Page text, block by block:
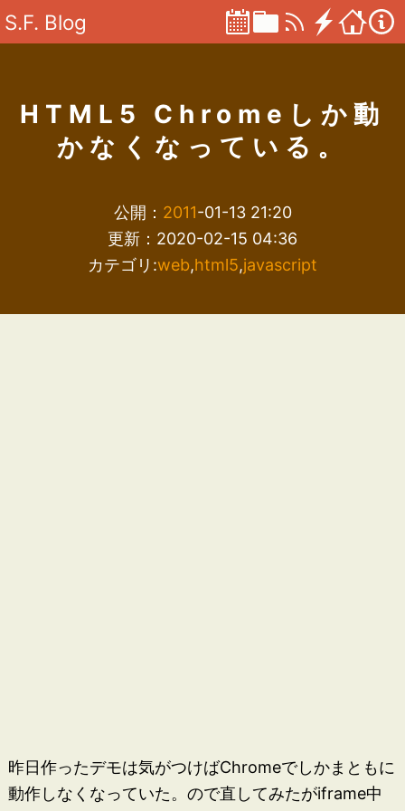
S.F. Blog
HTML5 Chromeしか動
かなくなっている。
公開： 2011-01-13 21:20
更新：2020-02-15 04:36
カテゴリ:web,html5,javascript
昨日作ったデモは気がつけばChromeでしかまともに
動作しなくなっていた。ので直してみたがiframe中